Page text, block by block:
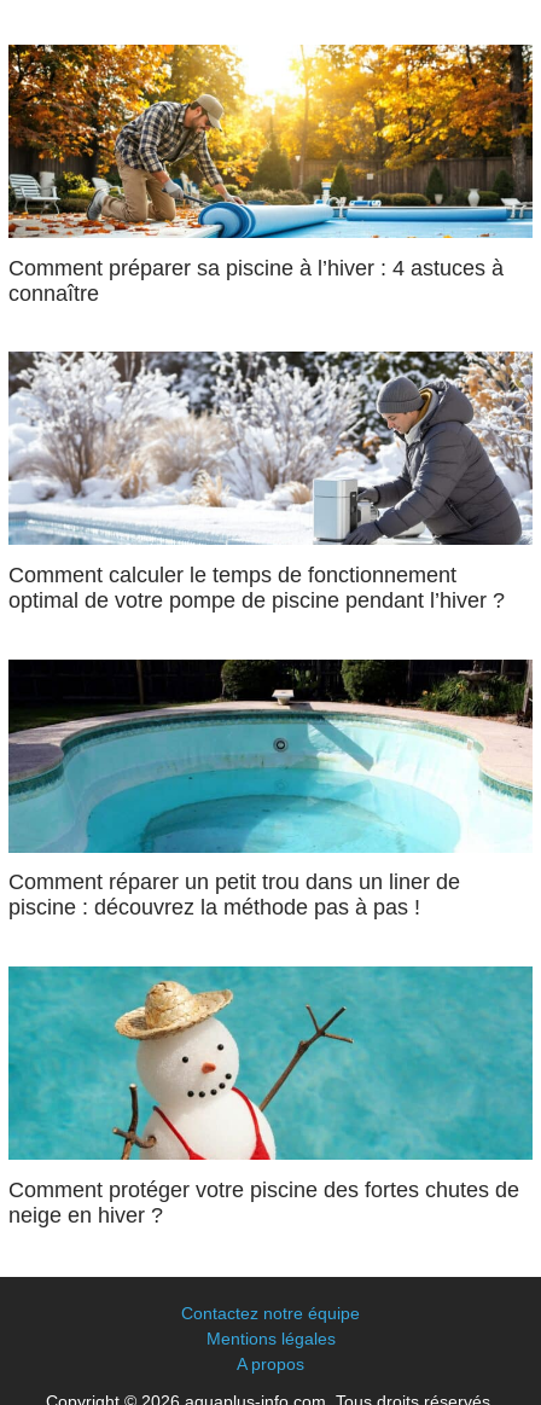
Comment préparer sa piscine à l’hiver : 4 astuces à
connaître
Comment calculer le temps de fonctionnement
optimal de votre pompe de piscine pendant l’hiver ?
Comment réparer un petit trou dans un liner de
piscine : découvrez la méthode pas à pas !
Comment protéger votre piscine des fortes chutes de
neige en hiver ?
Contactez notre équipe
Mentions légales
A propos